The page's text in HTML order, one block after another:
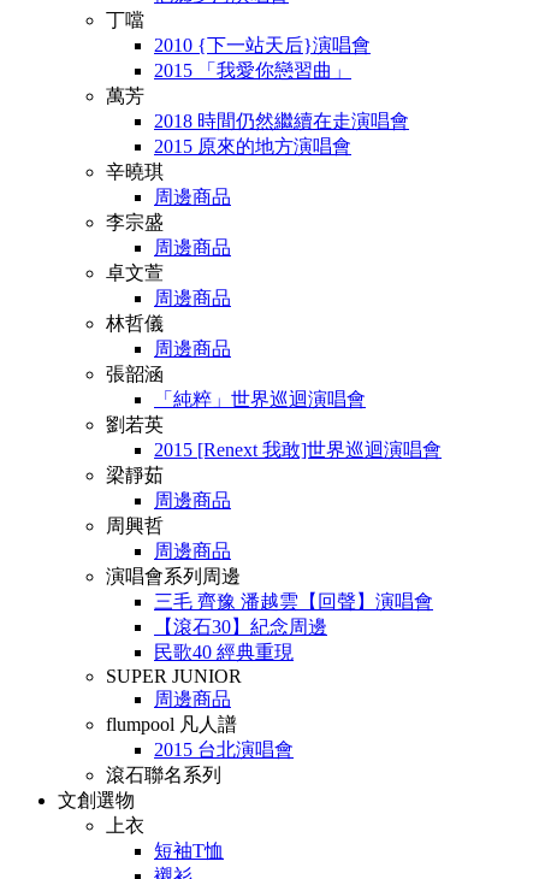
丁噹
2010 {下一站天后}演唱會
2015 「我愛你戀習曲」
萬芳
2018 時間仍然繼續在走演唱會
2015 原來的地方演唱會
辛曉琪
周邊商品
李宗盛
周邊商品
卓文萱
周邊商品
林哲儀
周邊商品
張韶涵
「純粹」世界巡迴演唱會
劉若英
2015 [Renext 我敢]世界巡迴演唱會
梁靜茹
周邊商品
周興哲
周邊商品
演唱會系列周邊
三毛 齊豫 潘越雲【回聲】演唱會
【滾石30】紀念周邊
民歌40 經典重現
SUPER JUNIOR
周邊商品
flumpool 凡人譜
2015 台北演唱會
滾石聯名系列
文創選物
上衣
短袖T恤